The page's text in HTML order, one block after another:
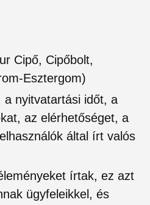
Cipő, Cipőbolt,
Esztergom)
nyitvatartási időt, a
az elérhetőséget, a
által írt valós
írtak, ez azt
ügyfeleikkel, és